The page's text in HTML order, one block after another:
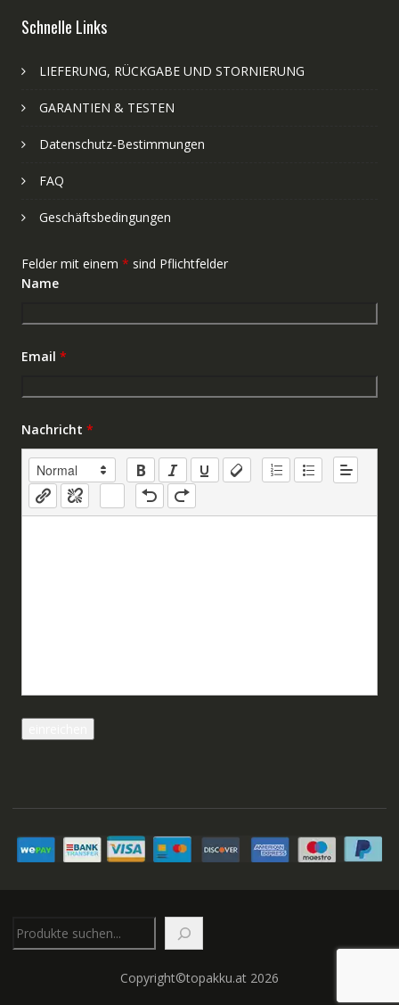
Schnelle Links
LIEFERUNG, RÜCKGABE UND STORNIERUNG
GARANTIEN & TESTEN
Datenschutz-Bestimmungen
FAQ
Geschäftsbedingungen
Felder mit einem * sind Pflichtfelder
Name
Email *
Nachricht *
Copyright©topakku.at 2026